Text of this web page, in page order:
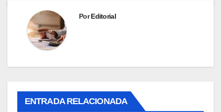
PorEditorial
ENTRADA RELACIONADA